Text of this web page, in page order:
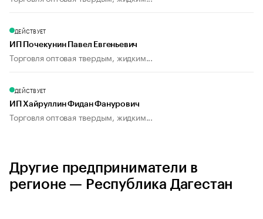
ДЕЙСТВУЕТ
ИП Почекунин Павел Евгеньевич
Торговля оптовая твердым, жидким...
ДЕЙСТВУЕТ
ИП Хайруллин Фидан Фанурович
Торговля оптовая твердым, жидким...
Другие предприниматели в
регионе — Республика Дагестан